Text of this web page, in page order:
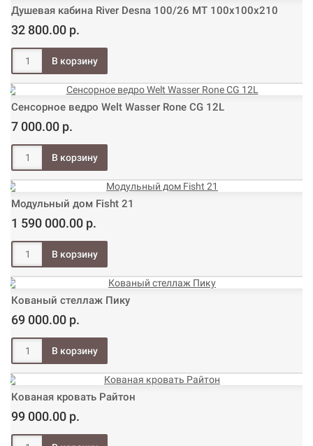
Душевая кабина River Desna 100/26 МТ 100х100х210
32 800.00 р.
Сенсорное ведро Welt Wasser Rone CG 12L
7 000.00 р.
Модульный дом Fisht 21
1 590 000.00 р.
Кованый стеллаж Пику
69 000.00 р.
Кованая кровать Райтон
99 000.00 р.